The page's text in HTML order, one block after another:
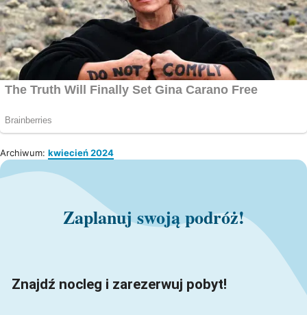
Archiwum: kwiecień 2024
Zaplanuj swoją podróż!
Znajdź nocleg i zarezerwuj pobyt!